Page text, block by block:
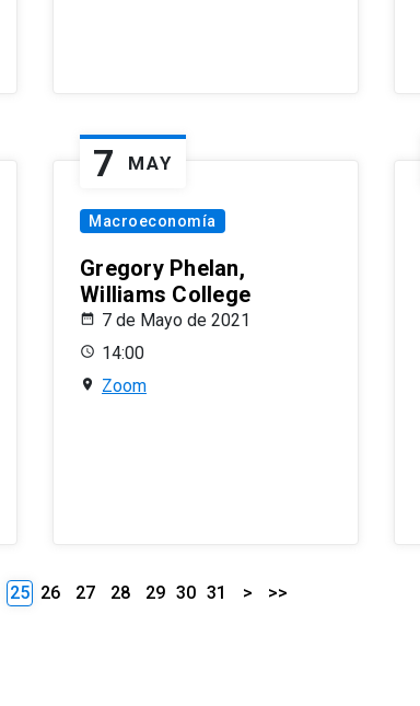
7 MAY
Macroeconomía
Gregory Phelan,
Williams College
7 de Mayo de 2021
14:00
Zoom
25 26 27 28 29 30 31 > >>